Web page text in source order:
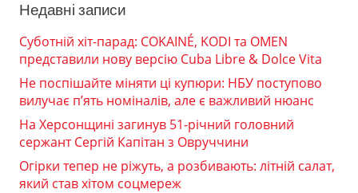
Недавні записи
Суботній хіт-парад: COKAINÉ, KODI та OMEN
представили нову версію Cuba Libre & Dolce Vita
Не поспішайте міняти ці купюри: НБУ поступово
вилучає п’ять номіналів, але є важливий нюанс
На Херсонщині загинув 51-річний головний
сержант Сергій Капітан з Овруччини
Огірки тепер не ріжуть, а розбивають: літній салат,
який став хітом соцмереж